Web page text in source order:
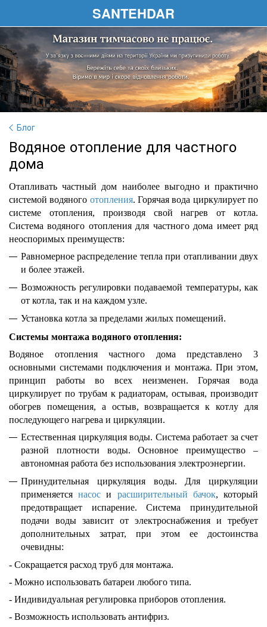
SANTEHDAR
Блог
Водяное отопление для частного
дома
Отапливать частный дом наиболее выгодно и практично
системой водяного отопления. Горячая вода циркулирует по
системе отопления, производя свой нагрев от котла.
Система водяного отопления для частного дома имеет ряд
неоспоримых преимуществ:
Равномерное распределение тепла при отапливании двух
и более этажей.
Возможность регулировки подаваемой температуры, как
от котла, так и на каждом узле.
Установка котла за пределами жилых помещений.
Системы монтажа водяного отопления:
Водяное отопления частного дома представлено 3
основными системами подключения и монтажа. При этом,
принцип работы во всех неизменен. Горячая вода
циркулирует по трубам к радиаторам, остывая, производит
обогрев помещения, а остыв, возвращается к котлу для
последующего нагрева и циркуляции.
Естественная циркуляция воды. Система работает за счет
разной плотности воды. Основное преимущество –
автономная работа без использования электроэнергии.
Принудительная циркуляция воды. Для циркуляции
применяетсянасос и расширительный бачок, который
предотвращает испарение. Система принудительной
подачи воды зависит от электроснабжения и требует
дополнительных затрат, при этом ее достоинства
очевидны:
- Сокращается расход труб для монтажа.
- Можно использовать батареи любого типа.
- Индивидуальная регулировка приборов отопления.
- Возможность использовать антифриз.